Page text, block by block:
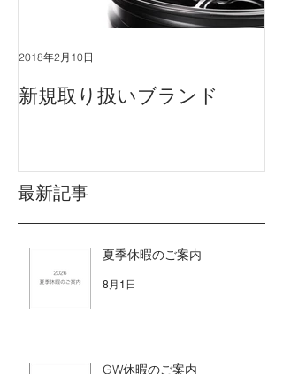
新規取り扱いブランド
2018年2月10日
最新記事
夏季休暇のご案内
8月1日
GW休暇のご案内